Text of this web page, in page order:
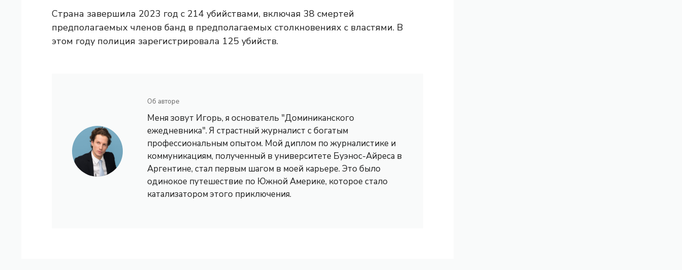
Страна завершила 2023 год с 214 убийствами, включая 38 смертей
предполагаемых членов банд в предполагаемых столкновениях с властями. В
этом году полиция зарегистрировала 125 убийств.
Об авторе
Меня зовут Игорь, я основатель "Доминиканского
ежедневника". Я страстный журналист с богатым
профессиональным опытом. Мой диплом по журналистике и
коммуникациям, полученный в университете Буэнос-Айреса в
Аргентине, стал первым шагом в моей карьере. Это было
одинокое путешествие по Южной Америке, которое стало
катализатором этого приключения.